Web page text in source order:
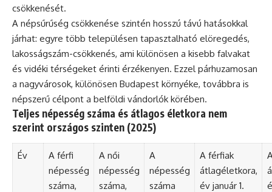
csökkenését.
A népsűrűség csökkenése szintén hosszú távú hatásokkal
járhat: egyre több településen tapasztalható elöregedés,
lakosságszám-csökkenés, ami különösen a kisebb falvakat
és vidéki térségeket érinti érzékenyen. Ezzel párhuzamosan
a nagyvárosok, különösen Budapest környéke, továbbra is
népszerű célpont a belföldi vándorlók körében.
Teljes népesség száma és átlagos életkora nem
szerint országos szinten (2025)
Év
A férfi
népesség
száma,
A női
népesség
száma,
A
népesség
száma
A férfiak
átlagéletkora,
év január 1.